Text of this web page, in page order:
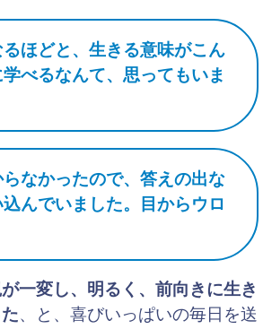
るほどと、生きる意味がこん
べるなんて、思ってもいま
らなかったので、答えの出な
んでいました。目からウロ
一変し、明るく、前向きに生き
、と、喜びいっぱいの毎日を送